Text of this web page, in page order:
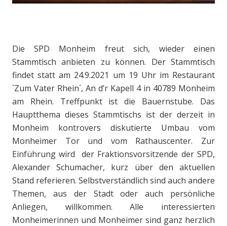
Die SPD Monheim freut sich, wieder einen
Stammtisch anbieten zu können. Der Stammtisch
findet statt am 24.9.2021 um 19 Uhr im Restaurant
`Zum Vater Rhein´, An d’r Kapell 4 in 40789 Monheim
am Rhein. Treffpunkt ist die Bauernstube. Das
Hauptthema dieses Stammtischs ist der derzeit in
Monheim kontrovers diskutierte Umbau vom
Monheimer Tor und vom Rathauscenter. Zur
Einführung wird der Fraktionsvorsitzende der SPD,
Alexander Schumacher, kurz über den aktuellen
Stand referieren. Selbstverständlich sind auch andere
Themen, aus der Stadt oder auch persönliche
Anliegen, willkommen. Alle interessierten
Monheimerinnen und Monheimer sind ganz herzlich